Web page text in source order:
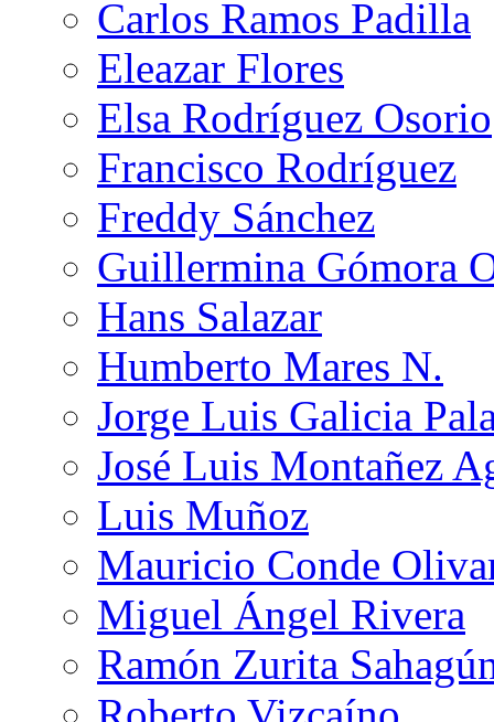
Carlos Ramos Padilla
Eleazar Flores
Elsa Rodríguez Osorio
Francisco Rodríguez
Freddy Sánchez
Guillermina Gómora
Hans Salazar
Humberto Mares N.
Jorge Luis Galicia
José Luis Montañez
Luis Muñoz
Mauricio Conde
Miguel Ángel Rivera
Ramón Zurita